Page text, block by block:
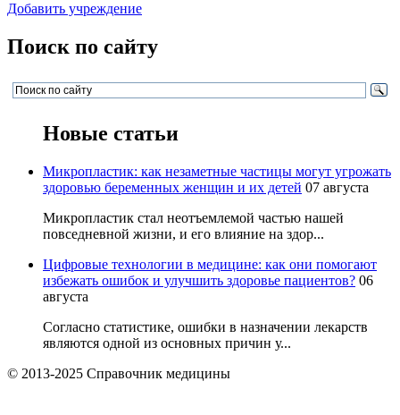
Добавить учреждение
Поиск по сайту
Новые статьи
Микропластик: как незаметные частицы могут угрожать
здоровью беременных женщин и их детей 07 августа
Микропластик стал неотъемлемой частью нашей
повседневной жизни, и его влияние на здор...
Цифровые технологии в медицине: как они помогают
избежать ошибок и улучшить здоровье пациентов? 06
августа
Согласно статистике, ошибки в назначении лекарств
являются одной из основных причин у...
© 2013-2025 Справочник медицины